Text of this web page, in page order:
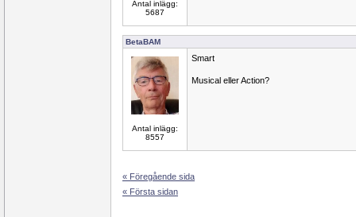
Antal inlägg:
5687
BetaBAM
Antal inlägg:
8557
Smart
Musical eller Action?
« Föregående sida
« Första sidan